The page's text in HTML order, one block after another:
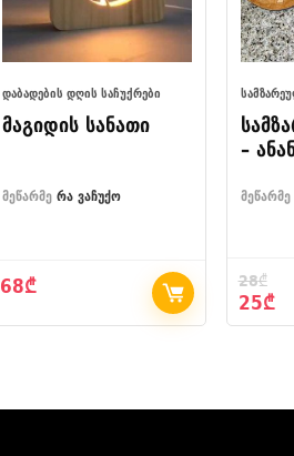
ᲓᲐᲑᲐᲓᲔᲑᲘᲡ ᲓᲦᲘᲡ ᲡᲐᲩᲣᲥᲠᲔᲑᲘ
მაგიდის სანათი
მეწარმე რა ვაჩუქო
68₾
–
მეწარმე
28₾
price
25₾